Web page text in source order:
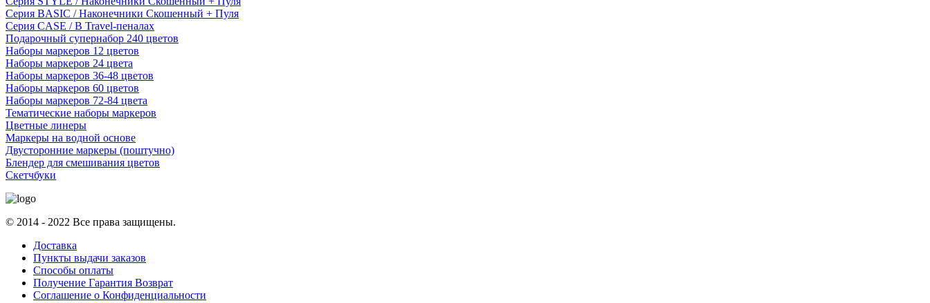
Серия BASIC / Наконечники Скошенный + Пуля
Серия CASE / В Travel-пеналах
Подарочный супернабор 240 цветов
Наборы маркеров 12 цветов
Наборы маркеров 24 цвета
Наборы маркеров 36-48 цветов
Наборы маркеров 60 цветов
Наборы маркеров 72-84 цвета
Тематические наборы маркеров
Цветные линеры
Маркеры на водной основе
Двусторонние маркеры (поштучно)
Блендер для смешивания цветов
Скетчбуки
© 2014 - 2022 Все права защищены.
Доставка
Пункты выдачи заказов
Способы оплаты
Получение Гарантия Возврат
Соглашение о Конфиденциальности